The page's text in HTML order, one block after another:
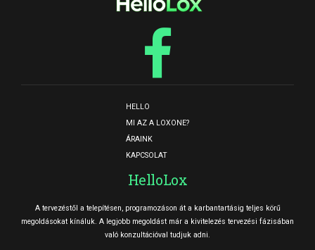
HELLO
MI AZ A LOXONE?
ÁRAINK
KAPCSOLAT
HelloLox
A tervezéstől a telepítésen, programozáson át a karbantartásig teljes körű
megoldásokat kínáluk. A legjobb megoldást már a kivitelezés tervezési fázisában
való konzultációval tudjuk adni.